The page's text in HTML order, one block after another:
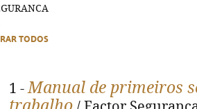
TODOS
1 -Manual de primeiros